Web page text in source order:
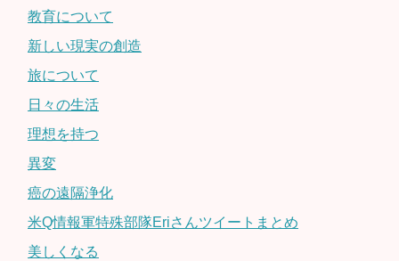
教育について
新しい現実の創造
旅について
日々の生活
理想を持つ
異変
癌の遠隔浄化
米Q情報軍特殊部隊Eriさんツイートまとめ
美しくなる